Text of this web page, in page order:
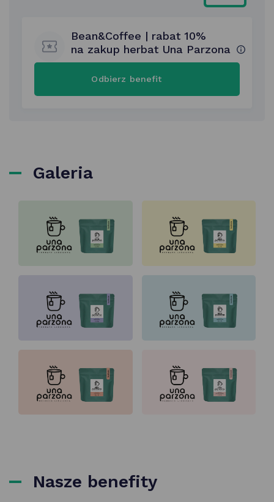
Bean&Coffee | rabat 10%
na zakup herbat Una Parzona
Odbierz benefitBean&Coffee
rabat
Galeria
Nasze benefity